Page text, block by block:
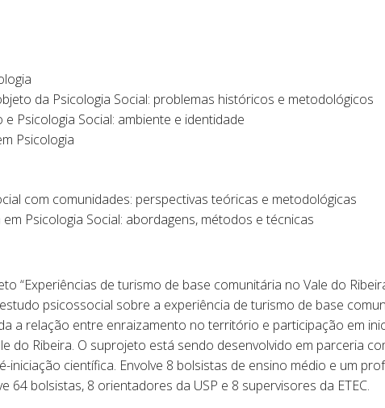
da Psicologia Social: problemas históricos e metodológicos
Psicologia Social: ambiente e identidade
Psicologia
com comunidades: perspectivas teóricas e metodológicas
Psicologia Social: abordagens, métodos e técnicas
“Experiências de turismo de base comunitária no Vale do
psicossocial sobre a experiência de turismo de base
a relação entre enraizamento no território e participação em
do Ribeira. O suprojeto está sendo desenvolvido em parceria
iniciação científica. Envolve 8 bolsistas de ensino médio e um
64 bolsistas, 8 orientadores da USP e 8 supervisores da ETEC.